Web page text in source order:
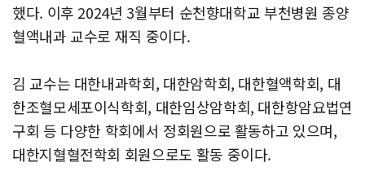
했다. 이후 2024년 3월부터 순천향대학교 부천병원 종양
혈액내과 교수로 재직 중이다.
김 교수는 대한내과학회, 대한암학회, 대한혈액학회, 대
한조혈모세포이식학회, 대한임상암학회, 대한항암요법연
구회 등 다양한 학회에서 정회원으로 활동하고 있으며,
대한지혈혈전학회 회원으로도 활동 중이다.